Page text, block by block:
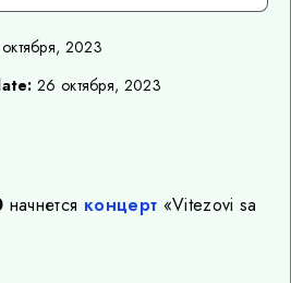
2023
26 октября, 2023
начнется концерт «Vitezovi sa